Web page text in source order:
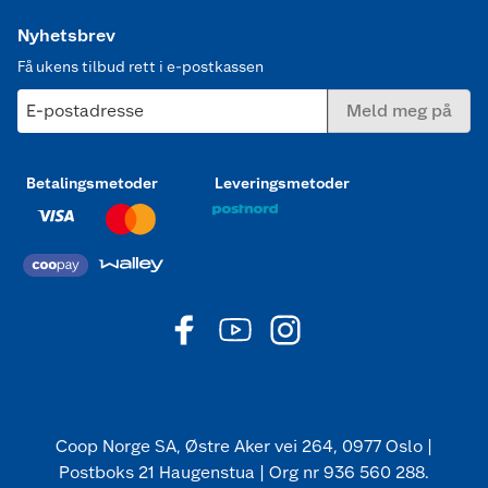
Nyhetsbrev
Få ukens tilbud rett i e-postkassen
E-postadresse Meld meg på
Betalingsmetoder Leveringsmetoder
Coop Norge SA, Østre Aker vei 264, 0977 Oslo |
Postboks 21 Haugenstua | Org nr 936 560 288.